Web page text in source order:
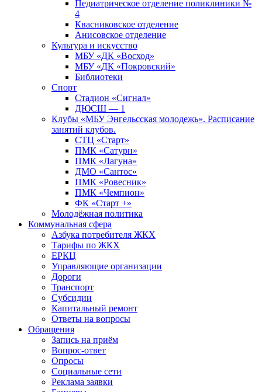
Педиатрическое отделение поликлиники №
4
Квасниковское отделение
Анисовское отделение
Культура и искусство
МБУ «ДК «Восход»
МБУ «ДК «Покровский»
Библиотеки
Спорт
Стадион «Сигнал»
ДЮСШ — 1
Клубы «МБУ Энгельсская молодежь». Расписание
занятий клубов.
СТЦ «Старт»
ПМК «Сатурн»
ПМК «Лагуна»
ДМО «Сантос»
ПМК «Ровесник»
ПМК «Чемпион»
ФК «Старт +»
Молодёжная политика
Коммунальная сфера
Азбука потребителя ЖКХ
Тарифы по ЖКХ
ЕРКЦ
Управляющие организации
Дороги
Транспорт
Субсидии
Капитальный ремонт
Ответы на вопросы
Обращения
Запись на приём
Вопрос-ответ
Опросы
Социальные сети
Реклама заявки